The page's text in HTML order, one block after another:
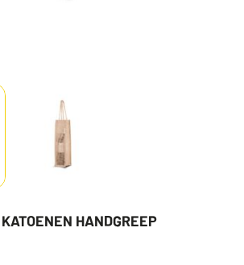
HANDGREEP